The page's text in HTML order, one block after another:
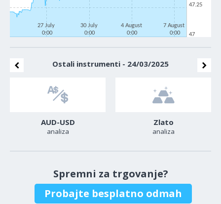
27 July
0:00
30 July
0:00
4 August
0:00
7 August
0:00
47
47.25
Ostali instrumenti - 24/03/2025
AUD-USD
analiza
Zlato
analiza
Spremni za trgovanje?
Probajte besplatno odmah